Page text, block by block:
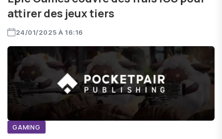
attirer des jeux tiers
24/01/2025 À 16:16
GAMING